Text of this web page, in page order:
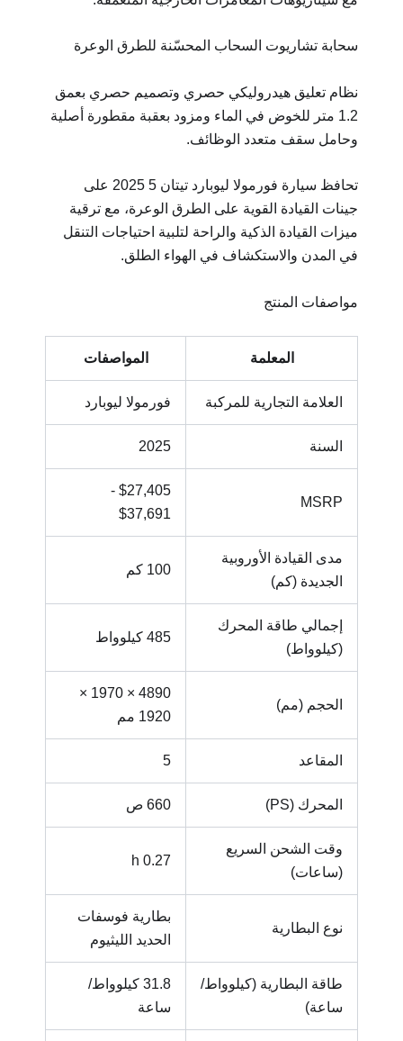
سحابة تشاريوت السحاب المحسّنة للطرق الوعرة
نظام تعليق هيدروليكي حصري وتصميم حصري بعمق
1.2 متر للخوض في الماء ومزود بعقبة مقطورة أصلية
وحامل سقف متعدد الوظائف.
تحافظ سيارة فورمولا ليوبارد تيتان 5 2025 على
جينات القيادة القوية على الطرق الوعرة، مع ترقية
ميزات القيادة الذكية والراحة لتلبية احتياجات التنقل
في المدن والاستكشاف في الهواء الطلق.
مواصفات المنتج
المعلمة المواصفات
العلامة التجارية للمركبة فورمولا ليوبارد
السنة 2025
MSRP
$27,405 -
$37,691
مدى القيادة الأوروبية
الجديدة (كم)
إجمالي طاقة المحرك
(كيلوواط)
الحجم (مم)
4890 × 1970 ×
1920 مم
المقاعد
المحرك (PS)
وقت الشحن السريع
(ساعات)
0.27 h
نوع البطارية
بطارية فوسفات
الحديد الليثيوم
طاقة البطارية (كيلوواط/
ساعة)
31.8 كيلوواط/
ساعة